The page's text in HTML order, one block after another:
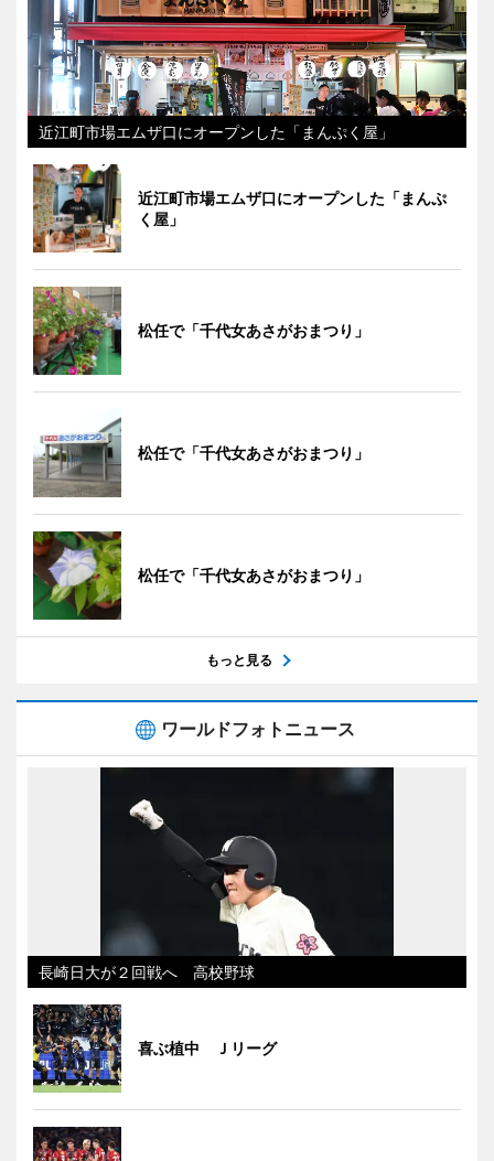
近江町市場エムザ口にオープンした「まんぷく屋」
近江町市場エムザ口にオープンした「まんぷ
く屋」
松任で「千代女あさがおまつり」
松任で「千代女あさがおまつり」
松任で「千代女あさがおまつり」
もっと見る
ワールドフォトニュース
長崎日大が２回戦へ 高校野球
喜ぶ植中 Ｊリーグ